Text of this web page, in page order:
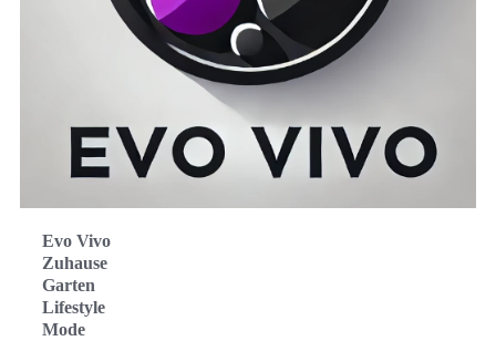
Evo Vivo
Zuhause
Garten
Lifestyle
Mode